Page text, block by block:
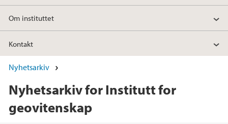
Om instituttet
Kontakt
Nyhetsarkiv
Nyhetsarkiv for Institutt for
geovitenskap